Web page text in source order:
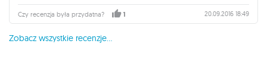
Czy recenzja była przydatna? 1 20.09.2016 18:49
Zobacz wszystkie recenzje...